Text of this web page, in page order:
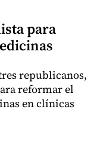
para
republicanos,
reformar el
en clínicas